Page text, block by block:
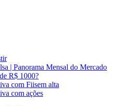
| Panorama Mensal do Mercado
R$ 1000?
com Fiisem alta
com ações